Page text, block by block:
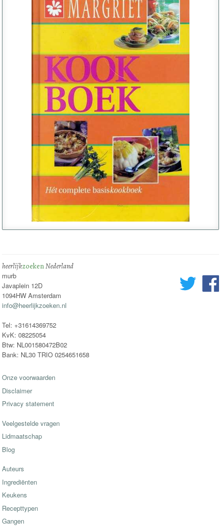
heerlijkzoekenNederland
murb
Javaplein 12D
1094HW Amsterdam
info@heerlijkzoeken.nl
Tel: +31614369752
KvK: 08225054
Btw: NL001580472B02
Bank: NL30 TRIO 0254651658
Onze voorwaarden
Disclaimer
Privacy statement
Veelgestelde vragen
Lidmaatschap
Blog
Auteurs
Ingrediënten
Keukens
Recepttypen
Gangen